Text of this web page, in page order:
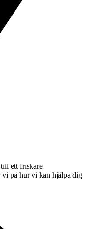
ett friskare
på hur vi kan hjälpa dig